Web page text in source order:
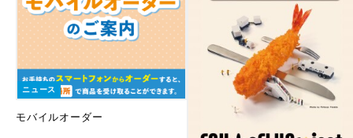
ニュース
モバイルオーダー